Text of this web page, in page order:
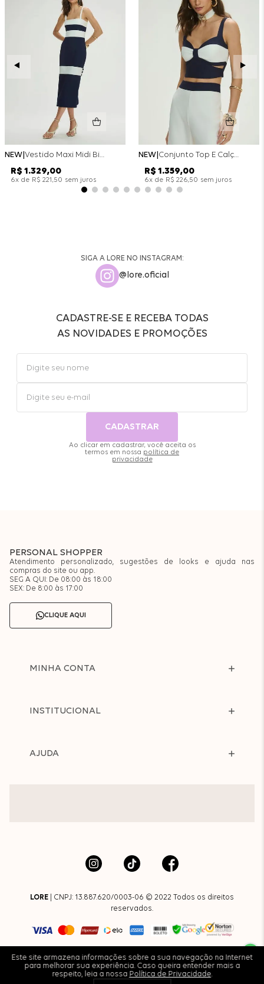
Este site armazena informações sobre a sua navegação na Internet
para melhorar sua experiência. Caso queira entender mais a
respeito, leia a nossa Política de Privacidade.
NEW Vestido Maxi Midi Bicolor Alfaitaria Navy - Marinho
R$ 1 .329,00
6x de R$ 221,50 sem juros
NEW Conjunto Top E Calça Wide Leg Bicolor Alfaitaria - Off White
R$ 1 .359,00
6x de R$ 226,50 sem juros
SIGA A LORE NO INSTAGRAM:
@lore.oficial
CADASTRE-SE E RECEBA TODAS
AS NOVIDADES E PROMOÇÕES
CADASTRAR
Ao clicar em cadastrar, você aceita os
termos em nossa política de
privacidade
PERSONAL SHOPPER
Atendimento personalizado, sugestões de looks e ajuda nas
compras do site ou app.
SEG A QUI: De 08:00 às 18:00
SEX: De 8:00 às 17:00
CLIQUE AQUI
MINHA CONTA
INSTITUCIONAL
AJUDA
LORE | CNPJ: 13.887.620/0003-06 © 2022 Todos os direitos
reservados.